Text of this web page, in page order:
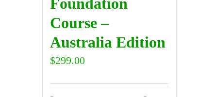
Foundation
Course –
Australia Edition
$299.00